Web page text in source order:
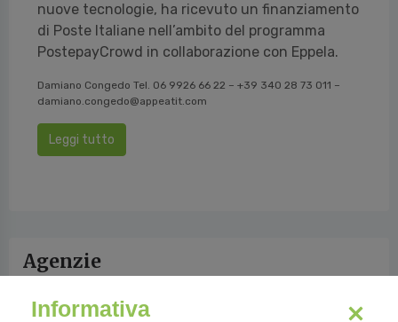
nuove tecnologie, ha ricevuto un finanziamento
di Poste Italiane nell’ambito del programma
PostepayCrowd in collaborazione con Eppela.
Damiano Congedo Tel. 06 9926 66 22 – +39 340 28 73 011 –
damiano.congedo@appeatit.com
Leggi tutto
Agenzie
Informativa